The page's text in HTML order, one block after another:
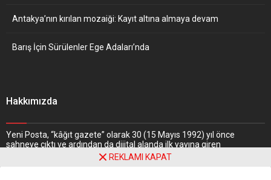
Antakya’nın kırılan mozaiği: Kayıt altına almaya devam
Barış İçin Sürülenler Ege Adaları’nda
Hakkımızda
Yeni Posta, “kâğıt gazete” olarak 30 (15 Mayıs 1992) yıl önce
sahneye çıktı ve ardından da dijital alanda ilk yayına giren
gazetelerden biri oldu. Nitekim, haber portalı “
adresiyle 1997 yılında web dünyasındaki yerini aldı.
REKLAMI KAPAT